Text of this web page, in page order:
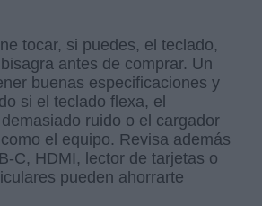
tocar, si puedes, el teclado,
antes de comprar. Un
buenas especificaciones y
si el teclado flexa, el
ruido o el cargador
el equipo. Revisa además
C, HDMI, lector de tarjetas o
pueden ahorrarte